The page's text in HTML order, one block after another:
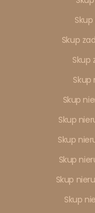
Skup
Skup
Skup
Skup
Skup
Skup
Skup
Skup
Skup